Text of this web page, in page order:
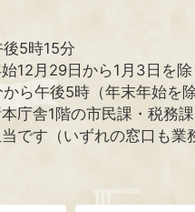
5時15分
12月29日から1月3日を除
ら午後5時（年末年始を除
庁舎1階の市民課・税務課
です（いずれの窓口も業